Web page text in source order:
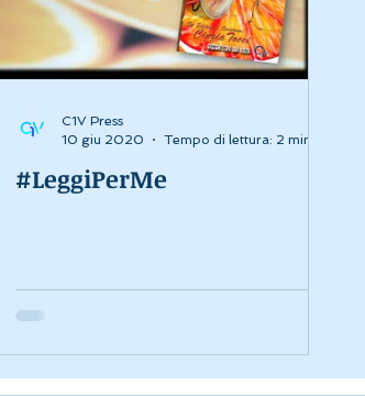
#LeggiPerMe
C1V Press
10 giu 2020
Tempo di lettura: 2 min